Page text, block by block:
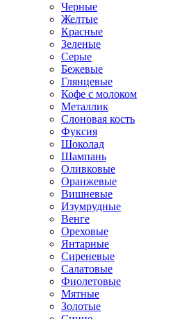
Черные
Желтые
Красные
Зеленые
Серые
Бежевые
Глянцевые
Кофе с молоком
Металлик
Слоновая кость
Фуксия
Шоколад
Шампань
Оливковые
Оранжевые
Вишневые
Изумрудные
Венге
Ореховые
Янтарные
Сиреневые
Салатовые
Фиолетовые
Мятные
Золотые